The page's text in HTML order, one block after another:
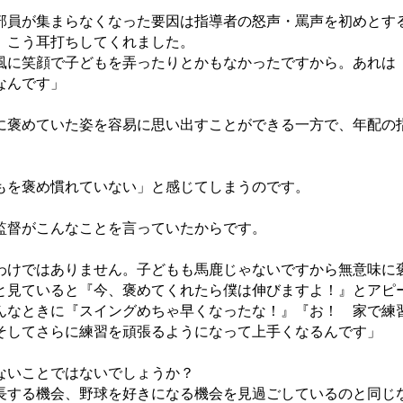
が集まらなくなった要因は指導者の怒声・罵声を初めとす
う耳打ちしてくれました。
笑顔で子どもを弄ったりとかもなかったですから。あれは
です」
めていた姿を容易に思い出すことができる一方で、年配の
褒め慣れていない」と感じてしまうのです。
がこんなことを言っていたからです。
ではありません。子どもも馬鹿じゃないですから無意味に
ていると『今、褒めてくれたら僕は伸びますよ！』とアピ
なときに『スイングめちゃ早くなったな！』『お！ 家で練
てさらに練習を頑張るようになって上手くなるんです」
ことではないでしょうか？
る機会、野球を好きになる機会を見過ごしているのと同じ